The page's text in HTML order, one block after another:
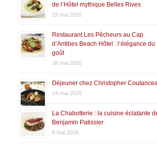
de l’Hôtel mythique Belles Rives
29 mai 2026
Restaurant Les Pêcheurs au Cap
d’Antibes Beach Hôtel : l’élégance du
goût
26 mai 2026
Déjeuner chez Christopher
14 mai 2026
La Chabotterie : la cuisine éclatante
Benjamin Patissier
8 mai 2026